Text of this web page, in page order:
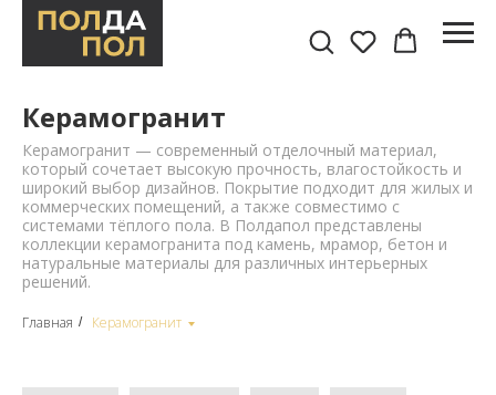
Керамогранит
Керамогранит — современный отделочный материал,
который сочетает высокую прочность, влагостойкость и
широкий выбор дизайнов. Покрытие подходит для жилых и
коммерческих помещений, а также совместимо с
системами тёплого пола. В Полдапол представлены
коллекции керамогранита под камень, мрамор, бетон и
натуральные материалы для различных интерьерных
решений.
Главная / Керамогранит